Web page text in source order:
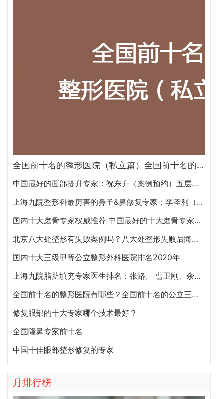
全国前十名的整形医院（私立篇）全国前十名的私立整形医院排名大全
中国最好的面部提升专家：祝东升（案例预约）五层面部提升怎么样？
上海九院整形科最厉害的鼻子&鼻修复专家：李圣利（简介、案例、预约）
国内十大磨骨专家权威推荐 中国最好的十大磨骨专家排名
北京八大处整形有失败案例吗？八大处整形失败后悔怎么办？怎么投诉？
国内十大三级甲等公立整形外科医院排名2020年
上海九院脂肪填充专家医生排名：张路、 曹卫刚、余力（简介、案例、预约）
全国前十名的整形医院有哪些？全国前十名的公立三甲整形医院排名大全
修复眼部的十大专家哪个技术最好？
全国隆鼻专家前十名
中国十佳眼部整形修复的专家
月排行榜